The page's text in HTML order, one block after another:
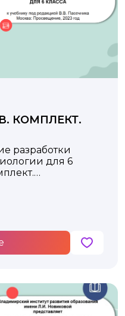
КОМПЛЕКТ.
разработки
для 6